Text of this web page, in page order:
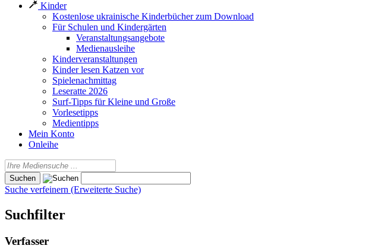
Kinder
Kostenlose ukrainische Kinderbücher zum Download
Für Schulen und Kindergärten
Veranstaltungsangebote
Medienausleihe
Kinderveranstaltungen
Kinder lesen Katzen vor
Spielenachmittag
Leseratte 2026
Surf-Tipps für Kleine und Große
Vorlesetipps
Medientipps
Mein Konto
Onleihe
Suche verfeinern (Erweiterte Suche)
Suchfilter
Verfasser